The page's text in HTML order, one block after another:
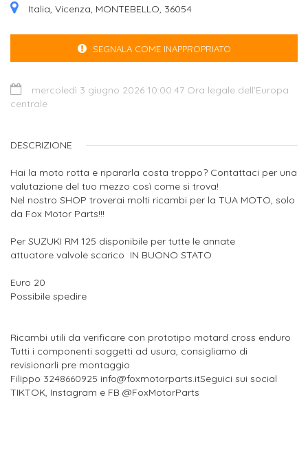
Italia, Vicenza, MONTEBELLO, 36054
SEGNALA COME INAPPROPRIATO
mercoledì 3 giugno 2026 10:00:47 Ora legale dell’Europa
centrale
DESCRIZIONE
Hai la moto rotta e ripararla costa troppo? Contattaci per una
valutazione del tuo mezzo così come si trova!
Nel nostro SHOP troverai molti ricambi per la TUA MOTO, solo
da Fox Motor Parts!!!
Per SUZUKI RM 125 disponibile per tutte le annate
attuatore valvole scarico IN BUONO STATO
Euro 20
Possibile spedire
Ricambi utili da verificare con prototipo motard cross enduro
Tutti i componenti soggetti ad usura, consigliamo di
revisionarli pre montaggio
Filippo 3248660925 info@foxmotorparts.itSeguici sui social
TIKTOK, Instagram e FB @FoxMotorParts